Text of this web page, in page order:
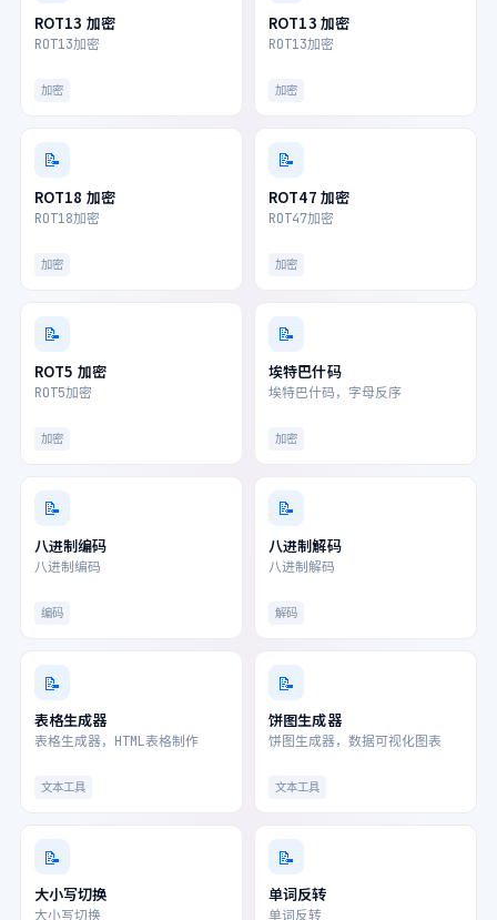
ROT13 加密
ROT13加密
加密
ROT13 加密
ROT13加密
加密
📝
ROT18 加密
ROT18加密
加密
📝
ROT47 加密
ROT47加密
加密
📝
ROT5 加密
ROT5加密
加密
📝
埃特巴什码
埃特巴什码，字母反序
加密
📝
八进制编码
八进制编码
编码
📝
八进制解码
八进制解码
解码
📝
表格生成器
表格生成器，HTML表格制作
文本工具
📝
饼图生成器
饼图生成器，数据可视化图表
文本工具
📝
大小写切换
大小写切换
📝
单词反转
单词反转